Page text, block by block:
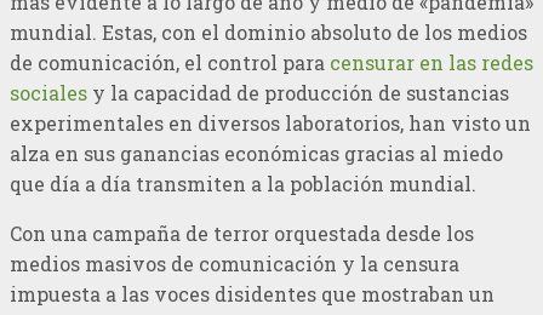
mundial. Estas, con el dominio absoluto de los medios
de comunicación, el control para censurar en las redes
sociales y la capacidad de producción de sustancias
experimentales en diversos laboratorios, han visto un
alza en sus ganancias económicas gracias al miedo
que día a día transmiten a la población mundial.
Con una campaña de terror orquestada desde los
medios masivos de comunicación y la censura
impuesta a las voces disidentes que mostraban un